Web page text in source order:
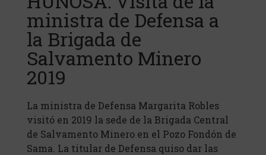
ministra de Defensa a
la Brigada de
Salvamento Minero
2019
La ministra de Defensa Margarita Robles
visitó en 2019 la sede de la Brigada Central
de Salvamento Minero en el Pozo Fondón de
Sama. La titular de Defensa quiso dar las